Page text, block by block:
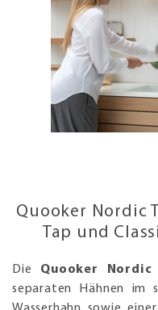
Quooker Nordic
Tap und
Die Quooker Nordic
separaten Hähnen im